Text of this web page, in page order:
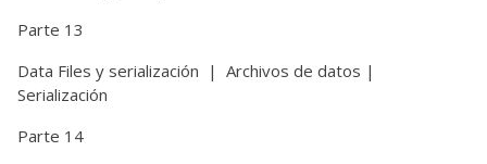
Parte 13
Data Files y serialización | Archivos de datos |
Serialización
Parte 14